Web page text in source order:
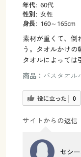
年代: 60代
性別: 女性
身長: 160～165cm
素材が重くて、倒
う。タオルかけの
タオルによっては
商品： バスタオル
役に立った 0
サイトからの返信
セシ